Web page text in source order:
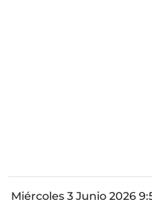
Miércoles 3 Junio 2026